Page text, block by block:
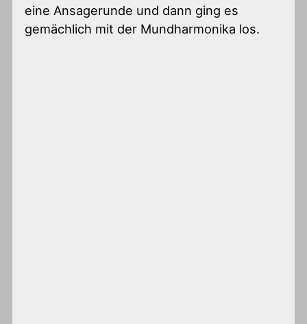
eine Ansagerunde und dann ging es
gemächlich mit der Mundharmonika los.